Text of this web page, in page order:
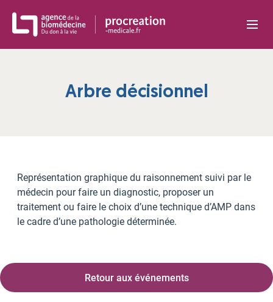
Arbre décisionnel
Représentation graphique du raisonnement suivi par le
médecin pour faire un diagnostic, proposer un
traitement ou faire le choix d’une technique d’AMP dans
le cadre d’une pathologie déterminée.
Retour aux événements